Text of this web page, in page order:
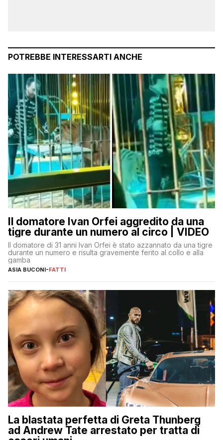
POTREBBE INTERESSARTI ANCHE
Il domatore Ivan Orfei aggredito da una
tigre durante un numero al circo | VIDEO
Il domatore di 31 anni Ivan Orfei è stato azzannato da una tigre
durante un numero e risulta gravemente ferito al collo e alla
gamba
ASIA BUCONI-FATTI
La blastata perfetta di Greta Thunberg
ad Andrew Tate arrestato per tratta di